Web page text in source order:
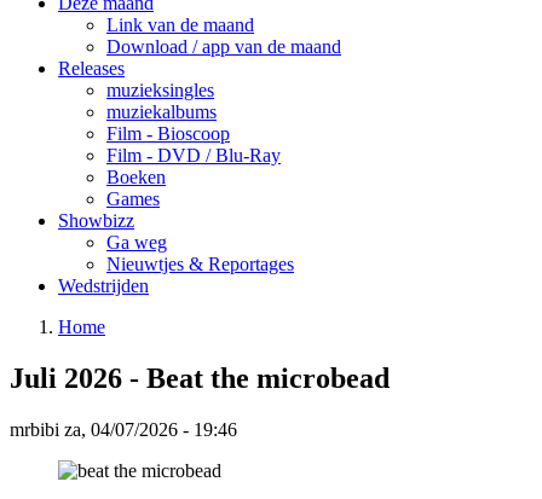
Link van de maand
Download / app van de maand
Releases
muzieksingles
muziekalbums
Film - Bioscoop
Film - DVD / Blu-Ray
Boeken
Games
Showbizz
Ga weg
Nieuwtjes & Reportages
Wedstrijden
are
Home
Juli 2026 - Beat the microbead
mrbibi za, 04/07/2026 - 19:46